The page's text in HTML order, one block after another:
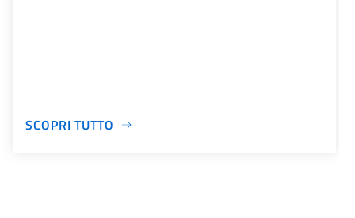
SCOPRI TUTTO